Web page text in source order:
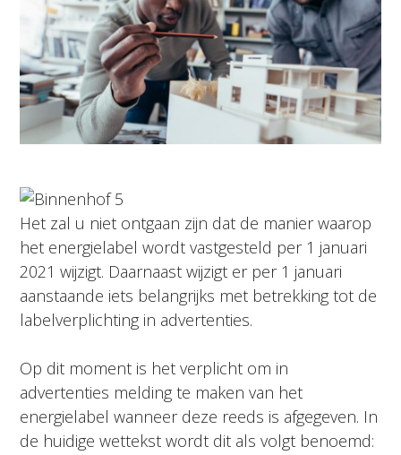
Het zal u niet ontgaan zijn dat de manier waarop
het energielabel wordt vastgesteld per 1 januari
2021 wijzigt. Daarnaast wijzigt er per 1 januari
aanstaande iets belangrijks met betrekking tot de
labelverplichting in advertenties.
Op dit moment is het verplicht om in
advertenties melding te maken van het
energielabel wanneer deze reeds is afgegeven. In
de huidige wettekst wordt dit als volgt benoemd: